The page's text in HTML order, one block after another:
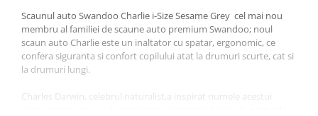
Scaunul auto Swandoo Charlie i-Size Sesame Grey cel mai nou
membru al familiei de scaune auto premium Swandoo; noul
scaun auto Charlie este un inaltator cu spatar, ergonomic, ce
confera siguranta si confort copilului atat la drumuri scurte, cat si
la drumuri lungi.
Charles Darwin, celebrul naturalist,a inspirat numele acestui